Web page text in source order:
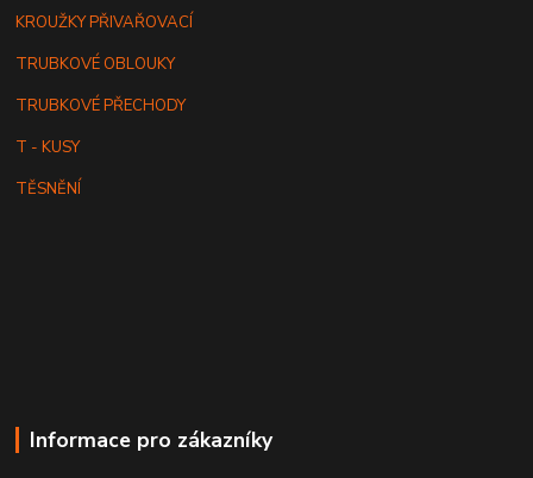
KROUŽKY PŘIVAŘOVACÍ
TRUBKOVÉ OBLOUKY
TRUBKOVÉ PŘECHODY
T - KUSY
TĚSNĚNÍ
Informace pro zákazníky